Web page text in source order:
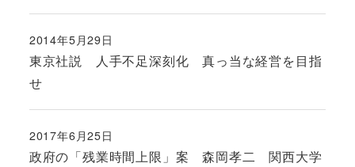
東京社説 人手不足深刻化 真っ当な経営を目指
せ
投稿日
2014年5月29日
政府の「残業時間上限」案 森岡孝二 関西大学
投稿日
2017年6月25日